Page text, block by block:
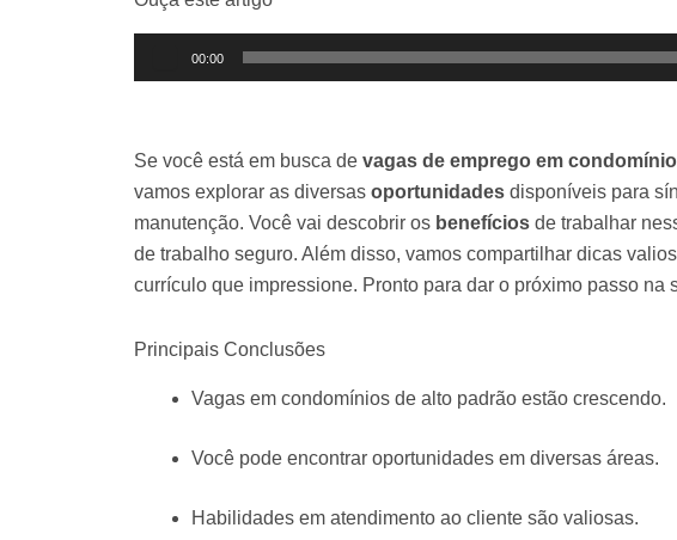
de
00:00
Se você está em busca de vagas de emprego em
vamos explorar as diversas oportunidadesdisponíveis para
manutenção. Você vai descobrir os benefíciosde trabalhar
de trabalho seguro. Além disso, vamos compartilhar dicas
currículo que impressione. Pronto para dar o próximo passo na
Principais Conclusões
Vagas em condomínios de alto padrão estão crescendo.
Você pode encontrar oportunidades em diversas áreas.
Habilidades em atendimento ao cliente são valiosas.